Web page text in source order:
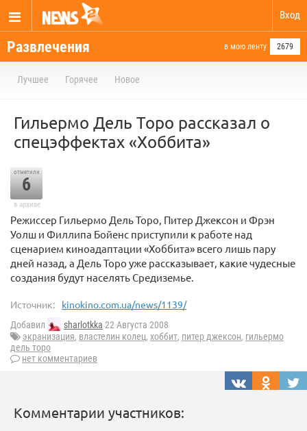
Вход
Развлечения в мою ленту 2679
Лучшее Горячее Новое
Гильермо Дель Торо рассказал о
спецэффектах «Хоббита»
отметили
6
в архиве
Режиссер Гильермо Дель Торо, Питер Джексон и Фрэн
Уолш и Филлипа Бойенс приступили к работе над
сценарием киноадаптации «Хоббита» всего лишь пару
дней назад, а Дель Торо уже рассказывает, какие чудесные
создания будут населять Средиземье.
Источник: kinokino.com.ua/news/1139/
Добавил sharlotkka 22 Августа 2008
экранизация, властелин колец, хоббит, питер джексон, гильермо
дель торо
нет комментариев
Комментарии участников: